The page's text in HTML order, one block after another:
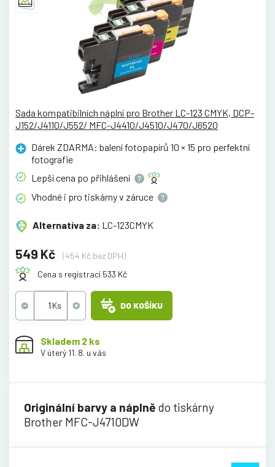
Sada kompatibilních náplní pro Brother LC-123 CMYK, DCP-
J152/J4110/J552/ MFC-J4410/J4510/J470/J6520
Dárek ZDARMA: balení fotopapírů 10 × 15 pro perfektní
fotografie
Lepší cena po přihlášení
Vhodné i pro tiskárny v záruce
Alternativa za: LC-123CMYK
549 Kč
(454 Kč bez DPH)
Cena s registrací 533 Kč
DO KOŠÍKU
Skladem 2 ks
V úterý 11. 8. u vás
Originální barvy a náplně do tiskárny
Brother MFC-J4710DW